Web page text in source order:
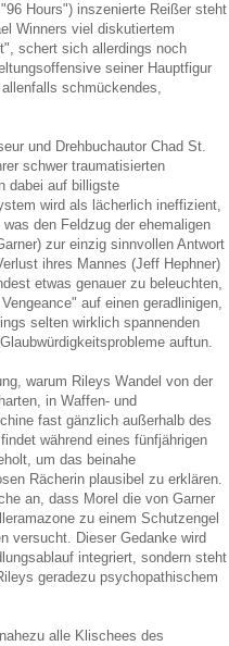
Hours") inszenierte Reißer steht
Winners viel diskutiertem
schert sich allerdings noch
seiner Hauptfigur
schmückendes,
und Drehbuchautor Chad St.
schwer traumatisierten
dabei auf billigste
wird als lächerlich ineffizient,
den Feldzug der ehemaligen
zur einzig sinnvollen Antwort
ihres Mannes (Jeff Hephner)
etwas genauer zu beleuchten,
auf einen geradlinigen,
selten wirklich spannenden
auftun.
warum Rileys Wandel von der
in Waffen- und
fast gänzlich außerhalb des
während eines fünfjährigen
um das beinahe
Rächerin plausibel zu erklären.
an, dass Morel die von Garner
zu einem Schutzengel
versucht. Dieser Gedanke wird
integriert, sondern steht
geradezu psychopathischem
alle Klischees des